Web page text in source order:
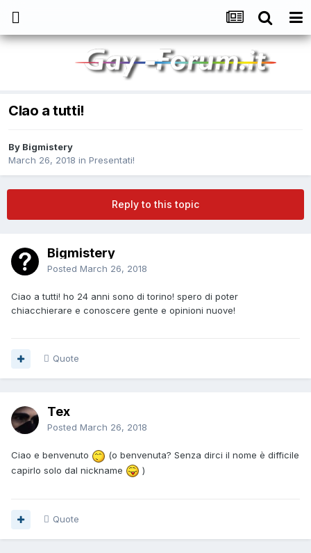
CIao a tutti!
By Bigmistery
March 26, 2018 in Presentati!
Reply to this topic
Bigmistery
Posted March 26, 2018
Ciao a tutti! ho 24 anni sono di torino! spero di poter
chiacchierare e conoscere gente e opinioni nuove!
Quote
Tex
Posted March 26, 2018
Ciao e benvenuto
(o benvenuta? Senza dirci il nome è difficile
capirlo solo dal nickname
)
Quote